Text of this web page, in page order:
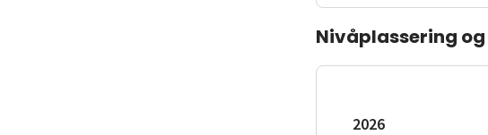
Nivåplassering
2026